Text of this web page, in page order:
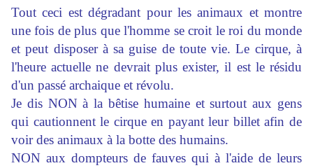
Tout ceci est dégradant pour les animaux et montre
une fois de plus que l'homme se croit le roi du monde
et peut disposer à sa guise de toute vie. Le cirque, à
l'heure actuelle ne devrait plus exister, il est le résidu
d'un passé archaique et révolu.
Je dis NON à la bêtise humaine et surtout aux gens
qui cautionnent le cirque en payant leur billet afin de
voir des animaux à la botte des humains.
NON aux dompteurs de fauves qui à l'aide de leurs